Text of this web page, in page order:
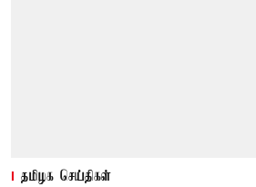
தமிழக செய்திகள்